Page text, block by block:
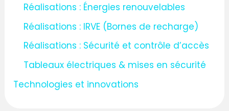
Réalisations : Énergies renouvelables
Réalisations : IRVE (Bornes de recharge)
Réalisations : Sécurité et contrôle d’accès
Tableaux électriques & mises en sécurité
Technologies et innovations